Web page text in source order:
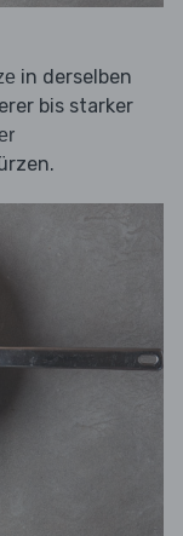
in derselben
bis starker